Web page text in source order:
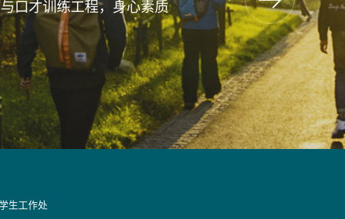
口才训练工程，身心素质
生工作处